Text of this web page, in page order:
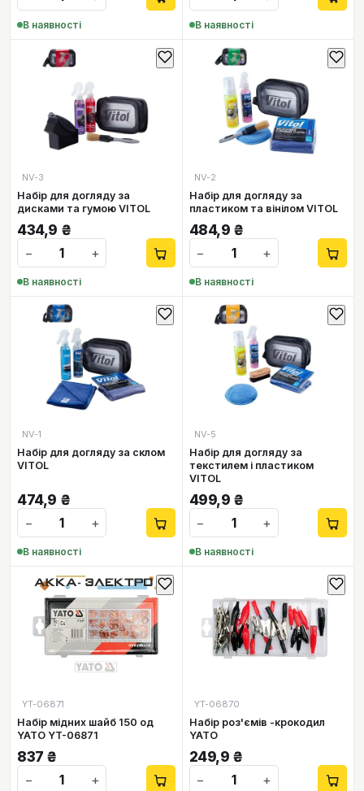
В наявності В наявності
NV-3
Набір для догляду за
дисками та гумою VITOL
434,9 ₴
−
+
В наявності
NV-2
Набір для догляду за
пластиком та вінілом VITOL
484,9 ₴
−
+
В наявності
NV-1
Набір для догляду за склом
VITOL
474,9 ₴
−
+
В наявності
NV-5
Набір для догляду за
текстилем і пластиком
VITOL
499,9 ₴
−
+
В наявності
YT-06871
Набір мідних шайб 150 од
YATO YT-06871
837 ₴
−
+
YT-06870
Набір роз'ємів -крокодил
YATO
249,9 ₴
−
+